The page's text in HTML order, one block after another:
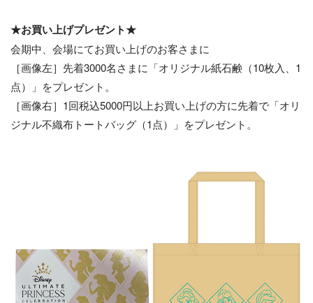
★お買い上げプレゼント★
会期中、会場にてお買い上げのお客さまに
［画像左］先着3000名さまに「オリジナル紙石鹸（10枚入、1
点）」をプレゼント。
［画像右］1回税込5000円以上お買い上げの方に先着で「オリ
ジナル不織布トートバッグ（1点）」をプレゼント。